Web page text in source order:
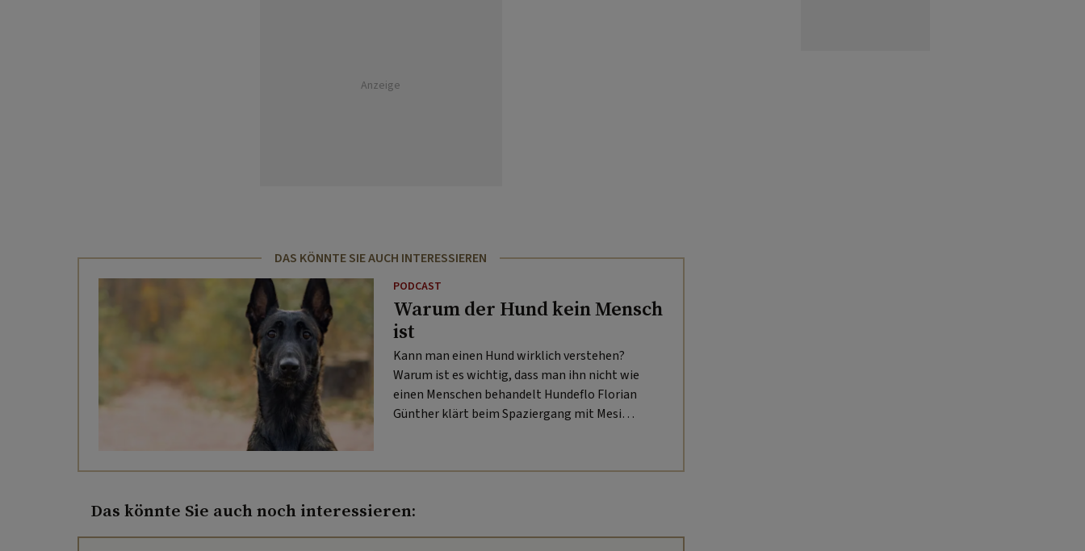
Anzeige
DAS KÖNNTE SIE AUCH INTERESSIEREN
PODCAST
Warum der Hund kein Mensch
ist
Kann man einen Hund wirklich verstehen?
Warum ist es wichtig, dass man ihn nicht wie
einen Menschen behandelt Hundeflo Florian
Günther klärt beim Spaziergang mit Mesi
Das könnte Sie auch noch interessieren: